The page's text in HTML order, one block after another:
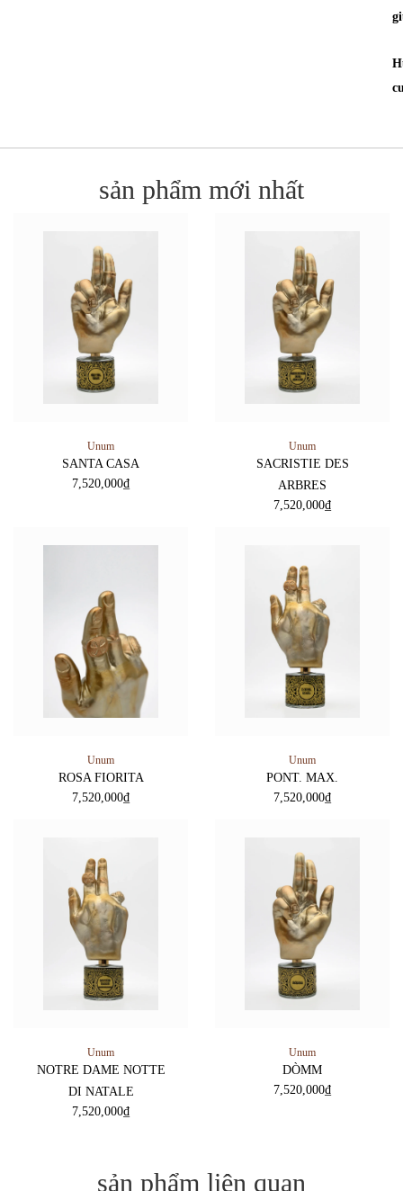
sản phẩm mới nhất
Unum
SANTA CASA
7,520,000₫
Unum
SACRISTIE DES
ARBRES
7,520,000₫
Unum
ROSA FIORITA
7,520,000₫
Unum
PONT. MAX.
7,520,000₫
Unum
NOTRE DAME NOTTE
DI NATALE
7,520,000₫
Unum
DÒMM
7,520,000₫
sản phẩm liên quan